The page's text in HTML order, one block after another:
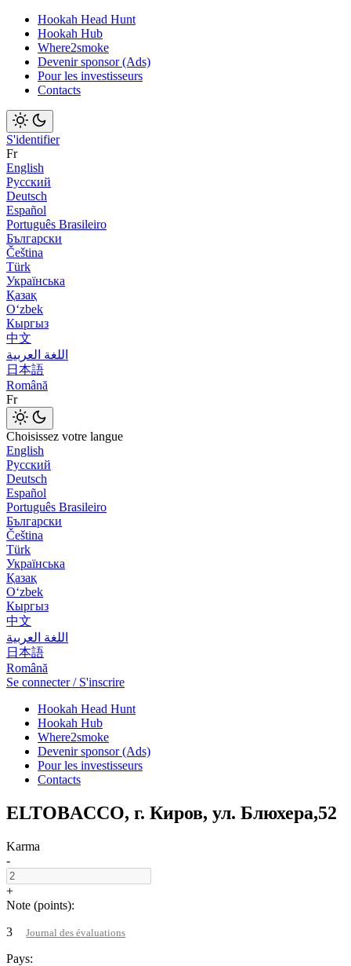
Hookah Head Hunt
Hookah Hub
Where2smoke
Devenir sponsor (Ads)
Pour les investisseurs
Contacts
S'identifier
Fr
English
Русский
Deutsch
Español
Português Brasileiro
Български
Čeština
Türk
Українська
Қазақ
Оʻzbek
Кыргыз
中文
اللغة العربية
日本語
Română
Fr
Choisissez votre langue
English
Русский
Deutsch
Español
Português Brasileiro
Български
Čeština
Türk
Українська
Қазақ
Оʻzbek
Кыргыз
中文
اللغة العربية
日本語
Română
Se connecter / S'inscrire
Hookah Head Hunt
Hookah Hub
Where2smoke
Devenir sponsor (Ads)
Pour les investisseurs
Contacts
ELTOBACCO, г. Киров, ул. Блюхера,52
Karma
-
+
Note (points):
3
Journal des évaluations
Pays: